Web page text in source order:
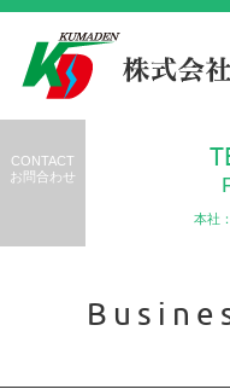
CONTACT
お問合わせ
本社